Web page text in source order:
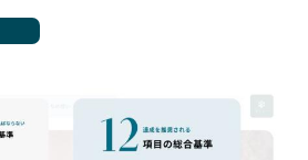
題を抱えていたり、またブリーダー
ます。こうした問題は、消費者にと
、ワンちゃん自身にとっても非常に